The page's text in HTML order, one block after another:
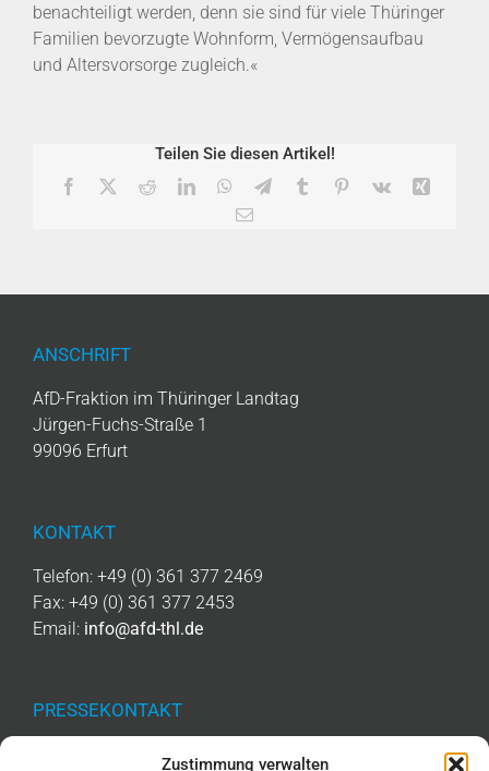
Zustimmung verwalten
benachteiligt werden, denn sie sind für viele Thüringer
Familien bevorzugte Wohnform, Vermögensaufbau
und Altersvorsorge zugleich.«
Teilen Sie diesen Artikel!
Facebook RedditLinkedInWhatsApp
TelegramTumblr Pinterest
Vk
E-
ANSCHRIFT
AfD-Fraktion im Thüringer Landtag
Jürgen-Fuchs-Straße 1
99096 Erfurt
KONTAKT
Telefon: +49 (0) 361 377 2469
Fax: +49 (0) 361 377 2453
Email: info@afd-thl.de
PRESSEKONTAKT
Telefon: +49 (0) 361 377 2476